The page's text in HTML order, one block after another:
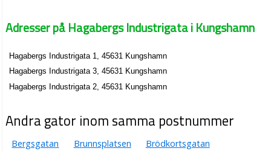
Adresser på Hagabergs Industrigata i Kungshamn
Hagabergs Industrigata 1, 45631 Kungshamn
Hagabergs Industrigata 3, 45631 Kungshamn
Hagabergs Industrigata 2, 45631 Kungshamn
Andra gator inom samma postnummer
Bergsgatan Brunnsplatsen
Brödkortsgatan